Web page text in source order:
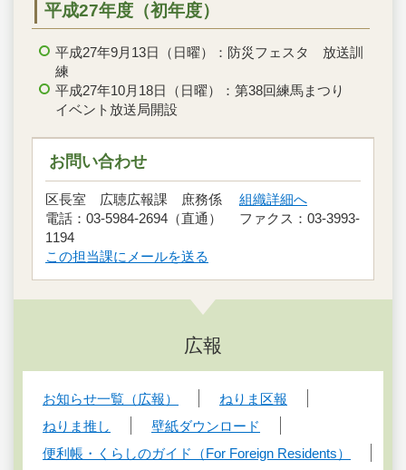
平成27年度（初年度）
平成27年9月13日（日曜）：防災フェスタ 放送訓
練
平成27年10月18日（日曜）：第38回練馬まつり
イベント放送局開設
お問い合わせ
区長室 広聴広報課 庶務係 組織詳細へ
電話：03-5984-2694（直通） ファクス：03-3993-
1194
この担当課にメールを送る
広報
お知らせ一覧（広報）
ねりま区報
ねりま推し
壁紙ダウンロード
便利帳・くらしのガイド（For Foreign Residents）